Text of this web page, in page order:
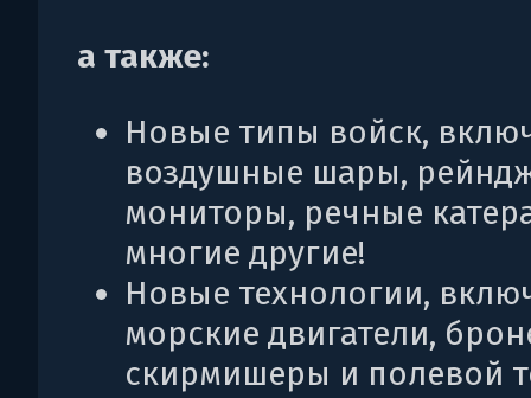
а также:
Новые типы войск,
воздушные шары,
мониторы, речные
многие другие!
Новые технологии,
морские двигатели,
скирмишеры и полевой